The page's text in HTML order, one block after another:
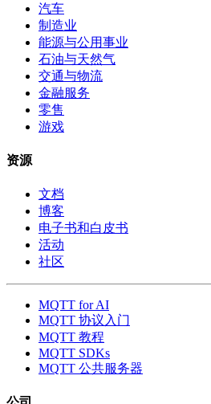
汽车
制造业
能源与公用事业
石油与天然气
交通与物流
金融服务
零售
游戏
资源
文档
博客
电子书和白皮书
活动
社区
MQTT for AI
MQTT 协议入门
MQTT 教程
MQTT SDKs
MQTT 公共服务器